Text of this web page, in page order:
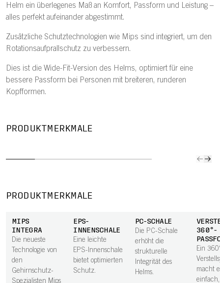
Helm ein überlegenes Maß an Komfort, Passform und Leistung –
alles perfekt aufeinander abgestimmt.
Zusätzliche Schutztechnologien wie Mips sind integriert, um den
Rotationsaufprallschutz zu verbessern.
Dies ist die Wide-Fit-Version des Helms, optimiert für eine
bessere Passform bei Personen mit breiteren, runderen
Kopfformen.
PRODUKTMERKMALE
SCHLANKES
PROFIL
zu halten.
360°-
PASSFORM
sicheren,
und
Schutz
bei
PRODUKTMERKMALE
MIPS
INTEGRA
Die neueste
Technologie von
den
Gehirnschutz-
Spezialisten Mips
EPS-
INNENSCHALE
Eine leichte
EPS-Innenschale
bietet optimierten
Schutz.
PC-SCHALE
Die PC-Schale
erhöht die
strukturelle
Integrität des
Helms.
360°-
Ein
macht